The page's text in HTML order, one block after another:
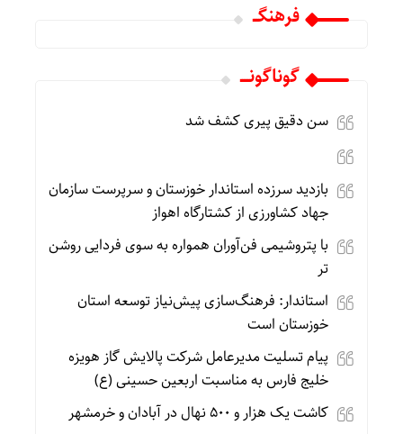
فرهنگـــ
گوناگونـــــ
سن دقیق پیری کشف شد
بازدید سرزده استاندار خوزستان و سرپرست سازمان
جهاد کشاورزی از کشتارگاه اهواز
با پتروشیمی فن‌آوران همواره به سوی فردایی روشن
تر
استاندار: فرهنگ‌سازی پیش‌نیاز توسعه استان
خوزستان است
پیام تسلیت مدیرعامل شرکت پالایش گاز هویزه
خلیج فارس به مناسبت اربعین حسینی (ع)
کاشت یک هزار و ۵۰۰ نهال در آبادان و خرمشهر